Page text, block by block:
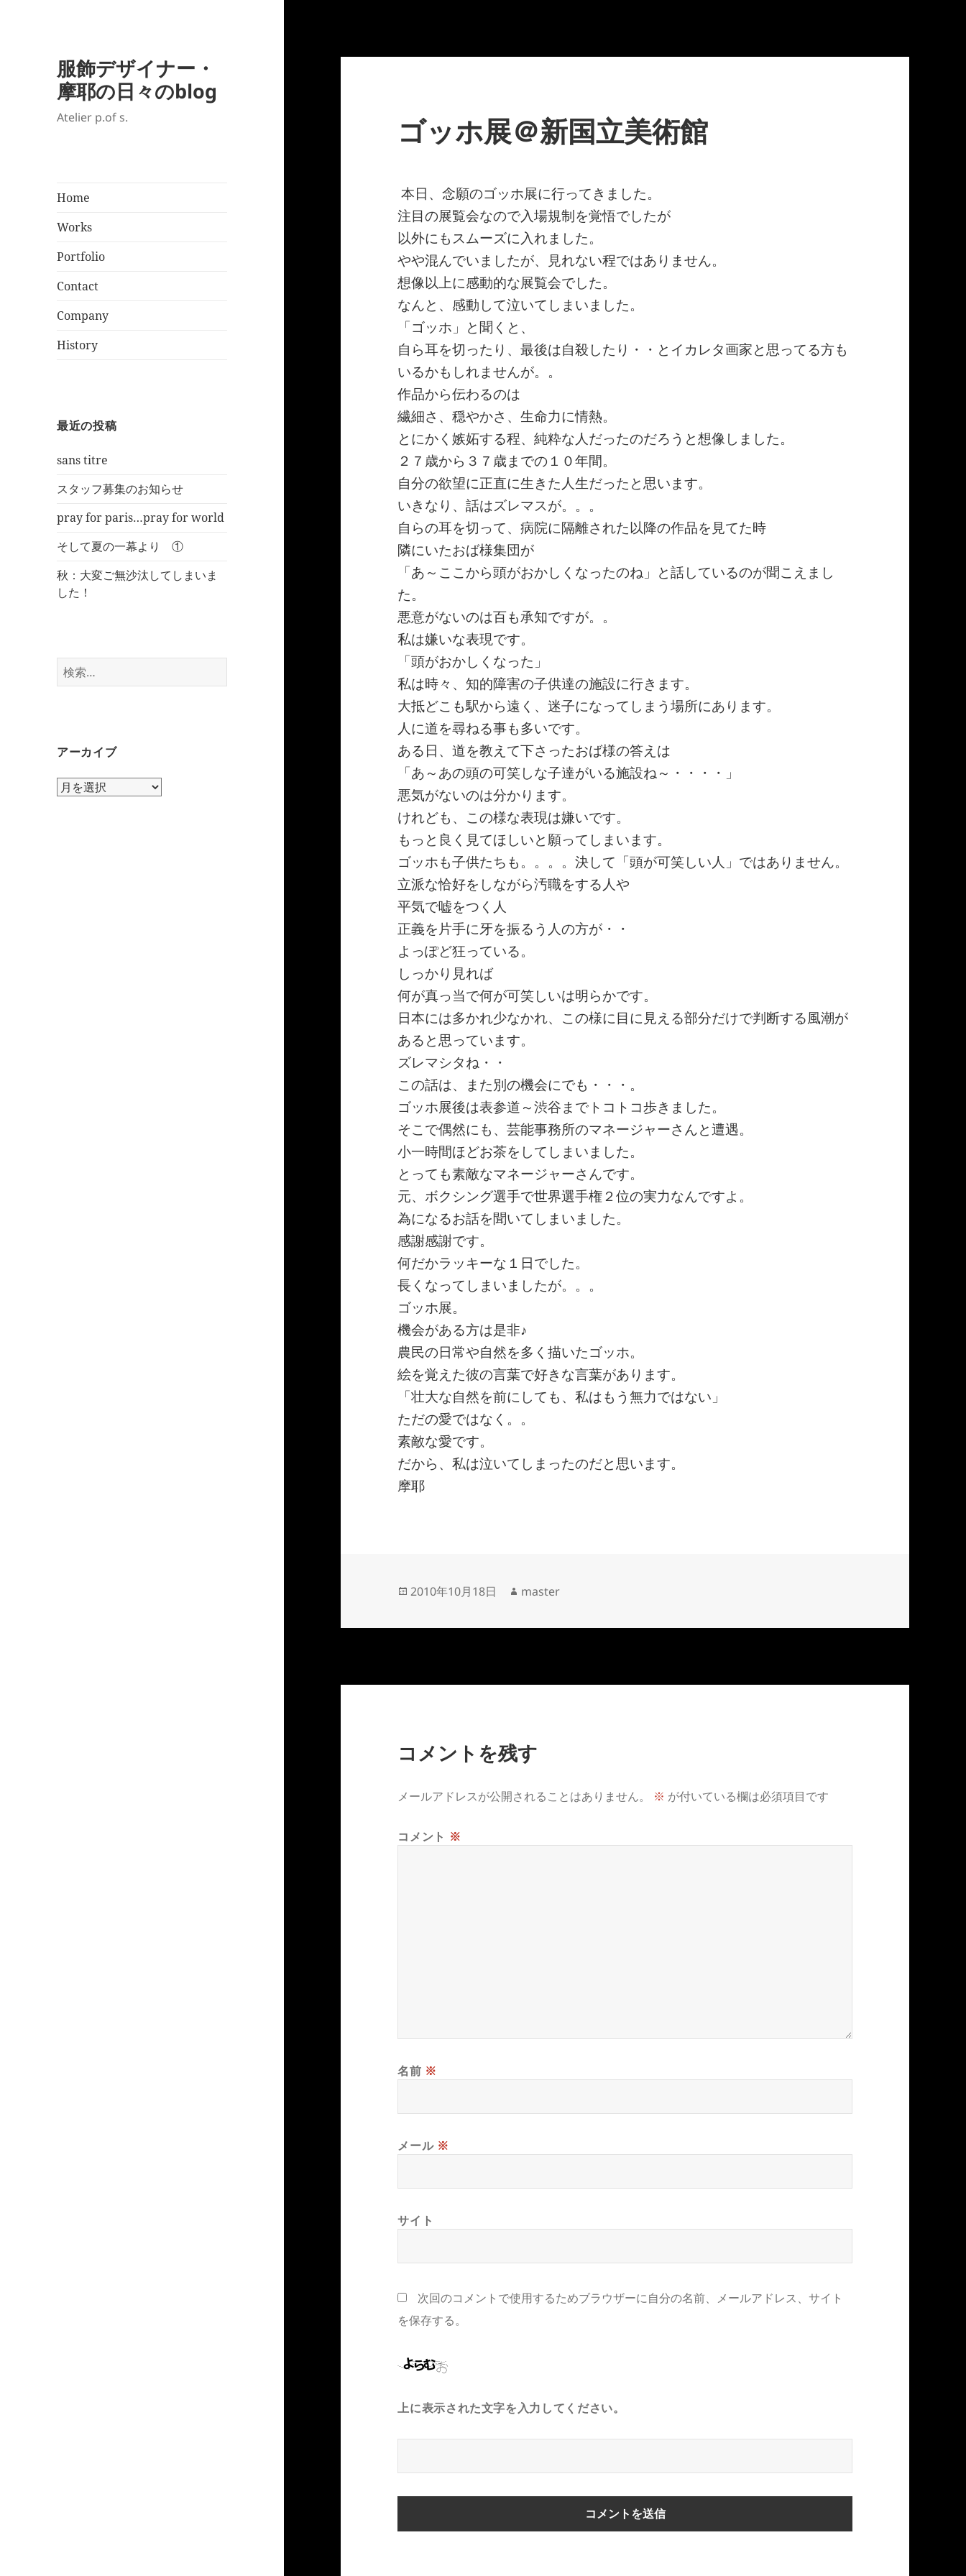
服飾デザイナー・
摩耶の日々のblog
Atelier p.of s.
Home
Works
Portfolio
Contact
Company
History
最近の投稿
sans titre
スタッフ募集のお知らせ
pray for paris…pray for world
そして夏の一幕より ①
秋：大変ご無沙汰してしまいま
した！
検
索:
アーカイブ
ア
ゴッホ展＠新国立美術館
本日、念願のゴッホ展に行ってきました。
注目の展覧会なので入場規制を覚悟でしたが
以外にもスムーズに入れました。
やや混んでいましたが、見れない程ではありません。
想像以上に感動的な展覧会でした。
なんと、感動して泣いてしまいました。
「ゴッホ」と聞くと、
自ら耳を切ったり、最後は自殺したり・・とイカレタ画家と思ってる方も
いるかもしれませんが。。
作品から伝わるのは
繊細さ、穏やかさ、生命力に情熱。
とにかく嫉妬する程、純粋な人だったのだろうと想像しました。
２７歳から３７歳までの１０年間。
自分の欲望に正直に生きた人生だったと思います。
いきなり、話はズレマスが。。。
自らの耳を切って、病院に隔離された以降の作品を見てた時
隣にいたおば様集団が
「あ～ここから頭がおかしくなったのね」と話しているのが聞こえまし
た。
悪意がないのは百も承知ですが。。
私は嫌いな表現です。
「頭がおかしくなった」
私は時々、知的障害の子供達の施設に行きます。
大抵どこも駅から遠く、迷子になってしまう場所にあります。
人に道を尋ねる事も多いです。
ある日、道を教えて下さったおば様の答えは
「あ～あの頭の可笑しな子達がいる施設ね～・・・・」
悪気がないのは分かります。
けれども、この様な表現は嫌いです。
もっと良く見てほしいと願ってしまいます。
ゴッホも子供たちも。。。。決して「頭が可笑しい人」ではありません。
立派な恰好をしながら汚職をする人や
平気で嘘をつく人
正義を片手に牙を振るう人の方が・・
よっぽど狂っている。
しっかり見れば
何が真っ当で何が可笑しいは明らかです。
日本には多かれ少なかれ、この様に目に見える部分だけで判断する風潮が
あると思っています。
ズレマシタね・・
この話は、また別の機会にでも・・・。
ゴッホ展後は表参道～渋谷までトコトコ歩きました。
そこで偶然にも、芸能事務所のマネージャーさんと遭遇。
小一時間ほどお茶をしてしまいました。
とっても素敵なマネージャーさんです。
元、ボクシング選手で世界選手権２位の実力なんですよ。
為になるお話を聞いてしまいました。
感謝感謝です。
何だかラッキーな１日でした。
長くなってしまいましたが。。。
ゴッホ展。
機会がある方は是非♪
農民の日常や自然を多く描いたゴッホ。
絵を覚えた彼の言葉で好きな言葉があります。
「壮大な自然を前にしても、私はもう無力ではない」
ただの愛ではなく。。
素敵な愛です。
だから、私は泣いてしまったのだと思います。
摩耶
投
日:
2010年10月18日
作
者
master
コメントを残す
メールアドレスが公開されることはありません。 ※ が付いている欄は必須項目です
コメント ※
名前 ※
メール ※
サイト
次回のコメントで使用するためブラウザーに自分の名前、メールアドレス、サイト
を保存する。
上に表示された文字を入力してください。